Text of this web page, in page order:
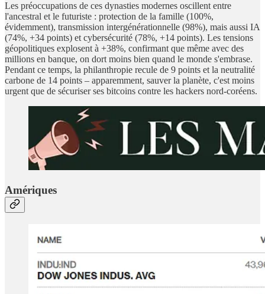
Les préoccupations de ces dynasties modernes oscillent entre
l'ancestral et le futuriste : protection de la famille (100%,
évidemment), transmission intergénérationnelle (98%), mais aussi IA
(74%, +34 points) et cybersécurité (78%, +14 points). Les tensions
géopolitiques explosent à +38%, confirmant que même avec des
millions en banque, on dort moins bien quand le monde s'embrase.
Pendant ce temps, la philanthropie recule de 9 points et la neutralité
carbone de 14 points – apparemment, sauver la planète, c'est moins
urgent que de sécuriser ses bitcoins contre les hackers nord-coréens.
Amériques